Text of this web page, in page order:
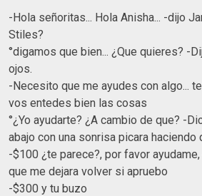
-Hola señoritas... Hola Anisha... -dijo
Stiles?
°digamos que bien... ¿Que quieres? -
ojos.
-Necesito que me ayudes con algo...
vos entedes bien las cosas
°¿Yo ayudarte? ¿A cambio de que? -
abajo con una sonrisa picara haciendo
-$100 ¿te parece?, por favor
que me dejara volver si apruebo
-$300 y tu buzo